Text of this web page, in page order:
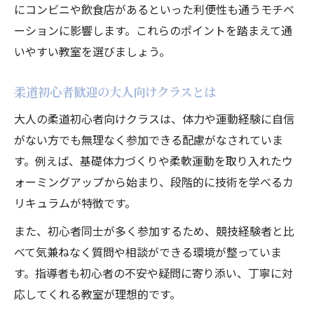
にコンビニや飲食店があるといった利便性も通うモチベ
ーションに影響します。これらのポイントを踏まえて通
いやすい教室を選びましょう。
柔道初心者歓迎の大人向けクラスとは
大人の柔道初心者向けクラスは、体力や運動経験に自信
がない方でも無理なく参加できる配慮がなされていま
す。例えば、基礎体力づくりや柔軟運動を取り入れたウ
ォーミングアップから始まり、段階的に技術を学べるカ
リキュラムが特徴です。
また、初心者同士が多く参加するため、競技経験者と比
べて気兼ねなく質問や相談ができる環境が整っていま
す。指導者も初心者の不安や疑問に寄り添い、丁寧に対
応してくれる教室が理想的です。